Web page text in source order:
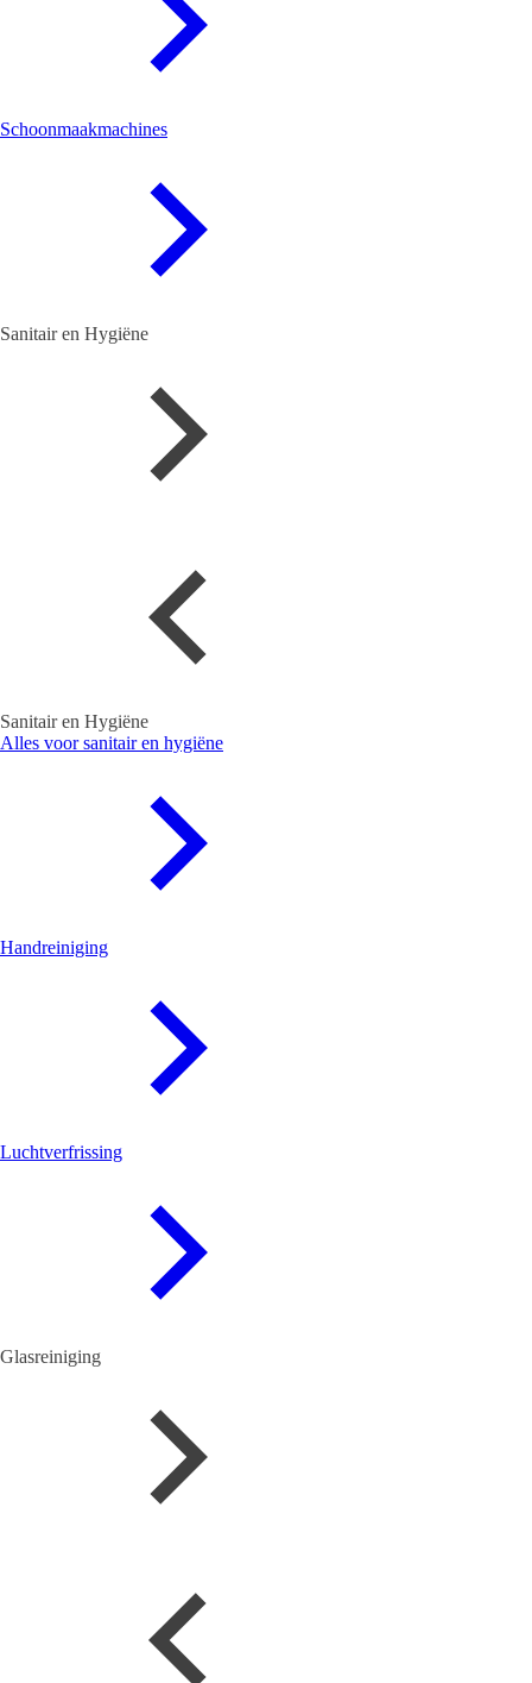
Schoonmaakmachines
Sanitair en Hygiëne
Sanitair en Hygiëne
Alles voor sanitair en hygiëne
Handreiniging
Luchtverfrissing
Glasreiniging